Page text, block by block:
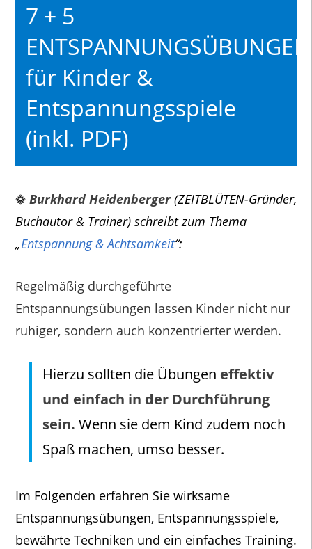
7 + 5
ENTSPANNUNGSÜBUNGEN
für Kinder &
Entspannungsspiele
(inkl. PDF)
❁ Burkhard Heidenberger(ZEITBLÜTEN-Gründer,
Buchautor & Trainer) schreibt zum Thema
„Entspannung & Achtsamkeit“:
Regelmäßig durchgeführte
Entspannungsübungen lassen Kinder nicht nur
ruhiger, sondern auch konzentrierter werden.
Hierzu sollten die Übungen effektiv
und einfach in der Durchführung
sein. Wenn sie dem Kind zudem noch
Spaß machen, umso besser.
Im Folgenden erfahren Sie wirksame
Entspannungsübungen, Entspannungsspiele,
bewährte Techniken und ein einfaches Training.